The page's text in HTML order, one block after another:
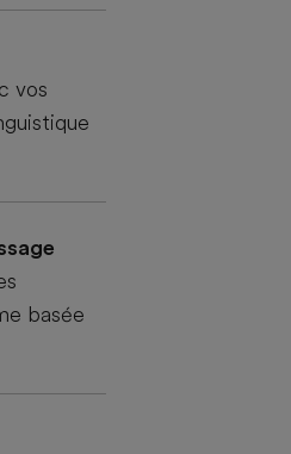
vos
basée